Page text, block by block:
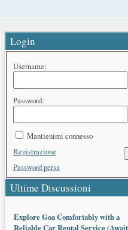
Login
Username:
Password:
Mantienimi connesso
Registrazione
Password persa
Ultime Discussioni
Explore Goa Comfortably with a